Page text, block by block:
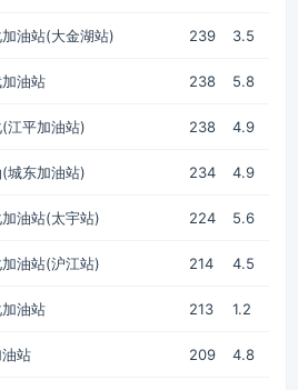
油站(大金湖站) 239 3.5
油站 238 5.8
江平加油站) 238 4.9
城东加油站) 234 4.9
油站(太宇站) 224 5.6
油站(沪江站) 214 4.5
油站 213 1.2
站 209 4.8